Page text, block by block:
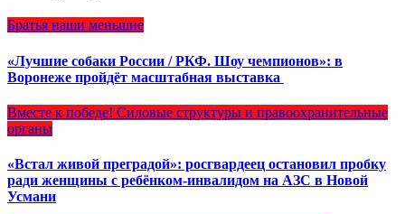
Братья наши меньшие
«Лучшие собаки России / РКФ. Шоу чемпионов»: в
Воронеже пройдёт масштабная выставка
Вместе к победе! Силовые структуры и правоохранительные
органы
«Встал живой преградой»: росгвардеец остановил пробку
ради женщины с ребёнком-инвалидом на АЗС в Новой
Усмани